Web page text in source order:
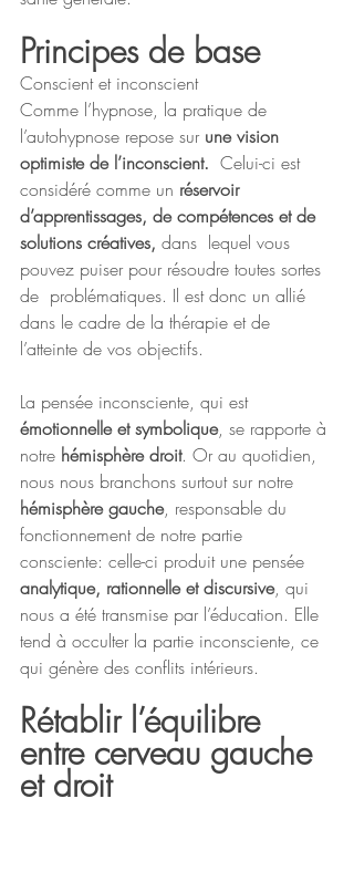
Principes de base
Conscient et inconscient
Comme l’hypnose, la pratique de
l’autohypnose repose sur une vision
optimiste de l’inconscient.
  Celui-ci est
considéré comme un réservoir
d’apprentissages, de compétences et de
solutions créatives, dans  lequel vous
pouvez puiser pour résoudre toutes sortes
de  problématiques. Il est donc un allié
dans le cadre de la thérapie et de
l’atteinte de vos objectifs.
La pensée inconsciente, qui est
émotionnelle et symbolique, se rapporte à
notre hémisphère droit. Or au quotidien,
nous nous branchons surtout sur notre
hémisphère gauche, responsable du
fonctionnement de notre partie
consciente: celle-ci produit une pensée
analytique, rationnelle et discursive, qui
nous a été transmise par l’éducation. Elle
tend à occulter la partie inconsciente, ce
qui génère des conflits intérieurs.
Rétablir l’équilibre
entre cerveau gauche
et droit